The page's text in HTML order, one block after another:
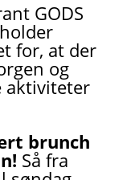
GODS
for, at der
og
aktiviteter
brunch
Så fra